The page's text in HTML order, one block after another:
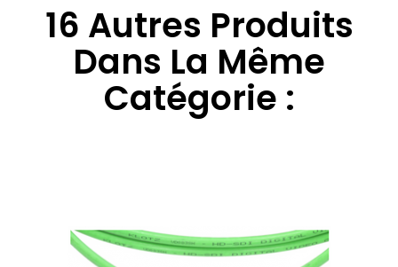
16 Autres Produits
Dans La Même
Catégorie :